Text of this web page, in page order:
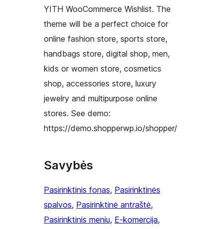
YITH WooCommerce Wishlist. The
theme will be a perfect choice for
online fashion store, sports store,
handbags store, digital shop, men,
kids or women store, cosmetics
shop, accessories store, luxury
jewelry and multipurpose online
stores. See demo:
https://demo.shopperwp.io/shopper/
Savybės
Pasirinktinis fonas, Pasirinktinės
spalvos, Pasirinktinė antraštė
Pasirinktinis meniu, E-komercija